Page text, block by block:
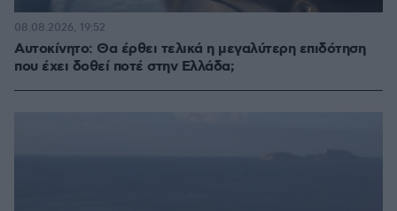
Αυτοκίνητο: Θα έρθει τελικά η μεγαλύτερη επιδότηση
που έχει δοθεί ποτέ στην Ελλάδα;
08.08.2026, 19:52